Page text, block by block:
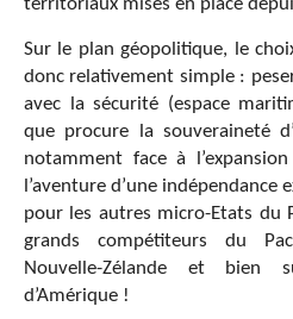
territoriaux mises en place
Sur le plan géopolitique, le
donc relativement simple :
avec la sécurité (espace
que procure la souveraineté
notamment face à
l’aventure d’une
pour les autres micro-Etats du
grands compétiteurs du
Nouvelle-Zélande et bien
d’Amérique !